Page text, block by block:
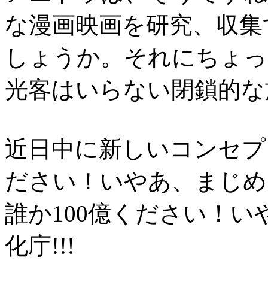
な漫画映画を研究、収
しょうか。それにちょ
光客はいらない閉鎖的
近日中に新しいコンセ
ださい！いやあ、まじ
誰か100億ください！い
化庁!!!